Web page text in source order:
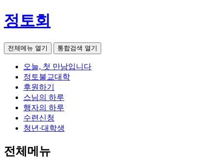
정토회
전체메뉴 열기 통합검색 열기
오늘, 첫 만남입니다
정토불교대학
후원하기
스님의 하루
행자의 하루
수련신청
청년·대학생
전체메뉴